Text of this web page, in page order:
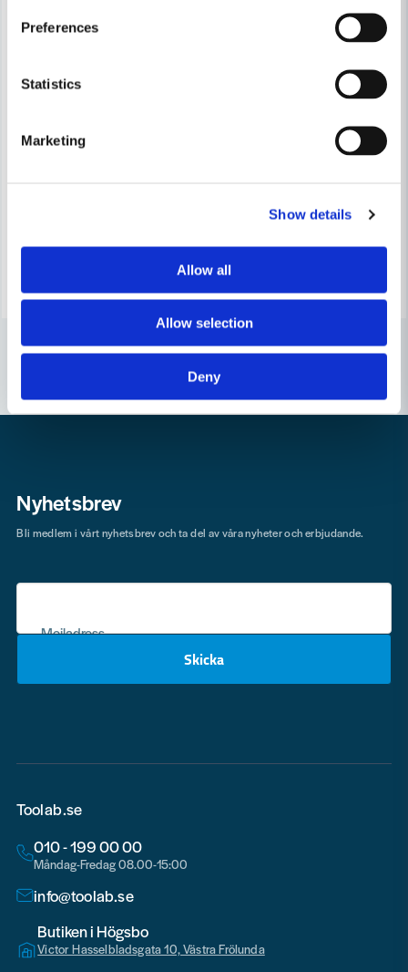
Preferences
Statistics
Marketing
Show details
Allow all
Allow selection
Deny
ARNE S. ANDERSSON
Finns i Webblager
Andersson Dosfräs T-75
371 kr
2-4 arbetsdagar
Nyhetsbrev
Mejladress
Skicka
Bli medlem i vårt nyhetsbrev och ta del av våra nyheter och erbjudande.
Toolab.se
010 - 199 00 00
Måndag-Fredag 08.00-15:00
info@toolab.se
Butiken i Högsbo
Victor Hasselbladsgata 10, Västra Frölunda